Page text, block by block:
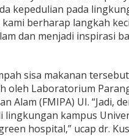
kepedulian pada
berharap langkah
dan menjadi inspirasi
sisa makanan
oleh Laboratorium
Alam (FMIPA) UI. “Jadi,
kampus
hospital,” ucap dr.